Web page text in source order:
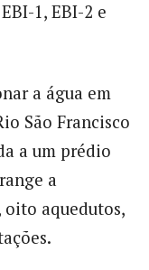
1, EBI-2 e
a água em
São Francisco
a um prédio
a
oito aquedutos,